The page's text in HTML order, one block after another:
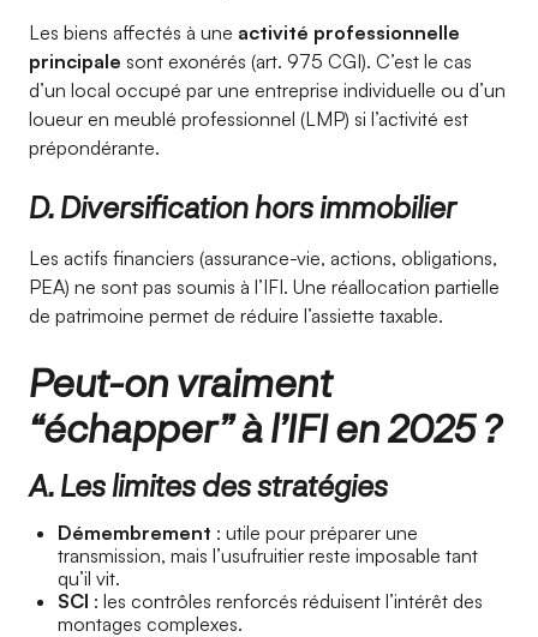
Les biens affectés à une activité professionnelle
principale sont exonérés (art. 975 CGI). C’est le cas
d’un local occupé par une entreprise individuelle ou d’un
loueur en meublé professionnel (LMP) si l’activité est
prépondérante.
D. Diversification hors immobilier
Les actifs financiers (assurance-vie, actions, obligations,
PEA) ne sont pas soumis à l’IFI. Une réallocation partielle
de patrimoine permet de réduire l’assiette taxable.
Peut-on vraiment
“échapper” à l’IFI en 2025 ?
A. Les limites des stratégies
Démembrement : utile pour préparer une
transmission, mais l’usufruitier reste imposable tant
qu’il vit.
SCI : les contrôles renforcés réduisent l’intérêt des
montages complexes.